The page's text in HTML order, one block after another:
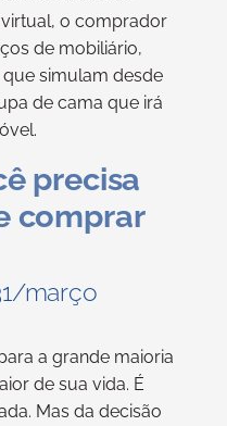
o comprador
de mobiliário,
simulam desde
de cama que irá
precisa
comprar
março
a grande maioria
de sua vida. É
Mas da decisão